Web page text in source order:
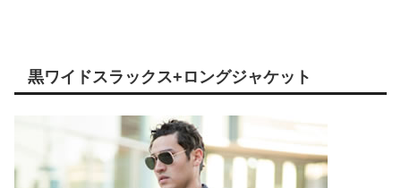
黒ワイドスラックス+ロングジャケット